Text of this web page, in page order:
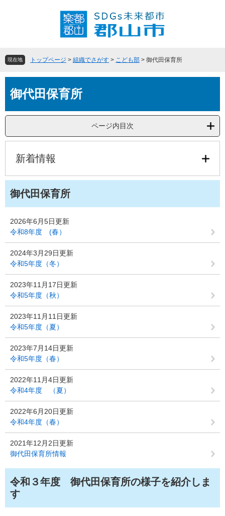
頭
す
飛
し
文
現在地 トップページ > 組織でさがす > こども部 > 御代田保育所
文御代田保育所
ページ内目次
新着情報
御代田保育所
2026年6月5日更新
令和8年度 (春）
2024年3月29日更新
令和5年度（冬）
2023年11月17日更新
令和5年度（秋）
2023年11月11日更新
令和5年度（夏）
2023年7月14日更新
令和5年度（春）
2022年11月4日更新
令和4年度 （夏）
2022年6月20日更新
令和4年度（春）
2021年12月2日更新
御代田保育所情報
令和３年度 御代田保育所の様子を紹介しま
す